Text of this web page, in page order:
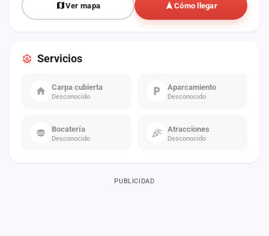
Ver mapa Cómo llegar
Servicios
Carpa cubierta
Desconocido
Aparcamiento
Desconocido
Bocatería
Desconocido
Atracciones
Desconocido
PUBLICIDAD